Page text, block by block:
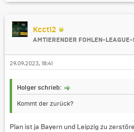
Kcct12
AMTIERENDER FOHLEN-
29.09.2023, 18:41
Holger schrieb:
Kommt der zurück?
Plan ist ja Bayern und Leipzig zu